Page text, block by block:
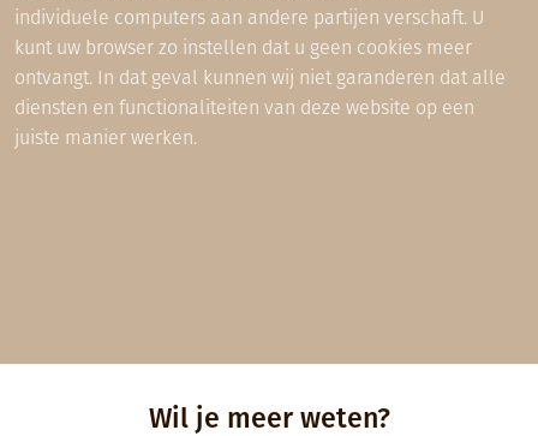
individuele computers aan andere partijen verschaft. U
kunt uw browser zo instellen dat u geen cookies meer
ontvangt. In dat geval kunnen wij niet garanderen dat alle
diensten en functionaliteiten van deze website op een
juiste manier werken.
Wil je meer weten?